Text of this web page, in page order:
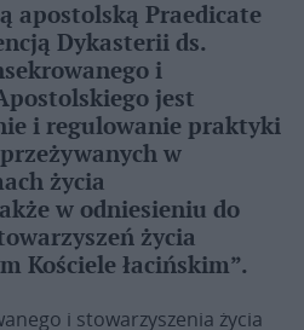
apostolską Praedicate
Dykasterii ds.
i
jest
i regulowanie praktyki
w
życia
w odniesieniu do
życia
Kościele łacińskim”.
i stowarzyszenia życia